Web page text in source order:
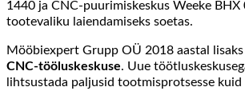
1440 ja CNC-puurimiskeskus Weeke BHX
tootevaliku laiendamiseks soetas.
Mööbiexpert Grupp OÜ 2018 aastal lisaks
CNC-tööluskeskuse. Uue
lihtsustada paljusid tootmisprotsesse kuid